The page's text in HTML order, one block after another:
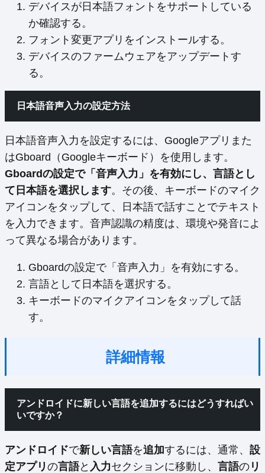
デバイスが日本語フォントをサポートしている
か確認する。
フォント変更アプリをインストールする。
デバイスのファームウェアをアップデートす
る。
日本語音声入力の設定方法
日本語音声入力を設定するには、Googleアプリまた
はGboard（Googleキーボード）を使用します。
Gboardの設定で「音声入力」を有効にし、言語とし
て日本語を選択します。その後、キーボードのマイク
アイコンをタップして、日本語で話すことでテキスト
を入力できます。音声認識の精度は、環境や発音によ
って異なる場合があります。
Gboardの設定で「音声入力」を有効にする。
言語として日本語を選択する。
キーボードのマイクアイコンをタップして話
す。
詳細情報
アンドロイドに新しい言語を追加するにはどうすればい
いですか？
アンドロイドで新しい言語を追加するには、通常、 設
定アプリ の言語と 入力セクションに移動し、 言語の リ